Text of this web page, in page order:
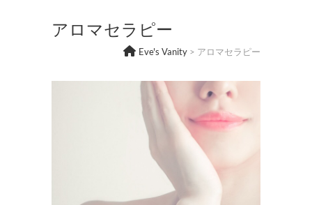
アロマセラピー
Eve's Vanity > アロマセラピー